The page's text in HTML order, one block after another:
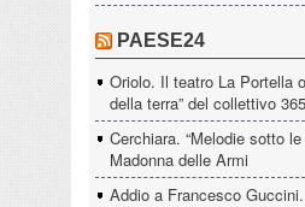
PAESE24
Oriolo. Il teatro La Portella
della terra” del collettivo 365
Cerchiara. “Melodie sotto
Madonna delle Armi
Addio a Francesco